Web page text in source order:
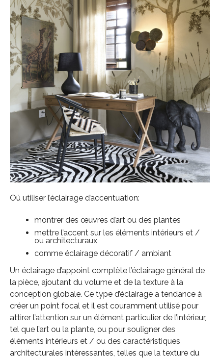
Où utiliser l’éclairage d’accentuation:
montrer des œuvres d’art ou des plantes
mettre l’accent sur les éléments intérieurs et /
ou architecturaux
comme éclairage décoratif / ambiant
Un éclairage d’appoint complète l’éclairage général de
la pièce, ajoutant du volume et de la texture à la
conception globale. Ce type d’éclairage a tendance à
créer un point focal et il est couramment utilisé pour
attirer l’attention sur un élément particulier de l’intérieur,
tel que l’art ou la plante, ou pour souligner des
éléments intérieurs et / ou des caractéristiques
architecturales intéressantes, telles que la texture du